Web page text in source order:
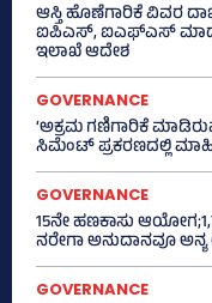
ಆಸ್ತಿ ಹೊಣೆಗಾರಿಕೆ ವಿವರ
ಐಪಿಎಸ್‌, ಐಎಫ್‌ಎಸ್‌ ಮಾದರಿ
ಇಲಾಖೆ ಆದೇಶ
GOVERNANCE
‘ಅಕ್ರಮ ಗಣಿಗಾರಿಕೆ
ಸಿಮೆಂಟ್ ಪ್ರಕರಣದಲ್ಲಿ
GOVERNANCE
15ನೇ ಹಣಕಾಸು
ನರೇಗಾ ಅನುದಾನವೂ ಅನ್ಯ
GOVERNANCE